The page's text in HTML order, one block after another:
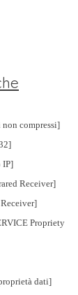
compressi]
IP]
Receiver]
Propriety
dati]